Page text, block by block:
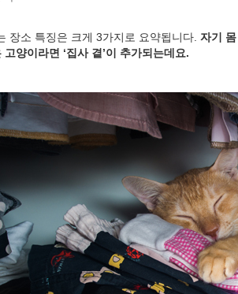
장소 특징은 크게 3가지로 요약됩니다.자기 몸
양이라면 ‘집사 곁’이 추가되는데요.